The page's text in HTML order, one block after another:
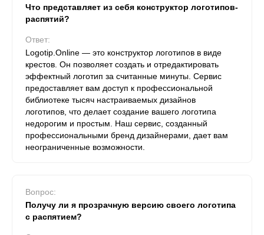
Что представляет из себя конструктор логотипов-
распятий?
Ответ:
Logotip.Online — это конструктор логотипов в виде
крестов. Он позволяет создать и отредактировать
эффектный логотип за считанные минуты. Сервис
предоставляет вам доступ к профессиональной
библиотеке тысяч настраиваемых дизайнов
логотипов, что делает создание вашего логотипа
недорогим и простым. Наш сервис, созданный
профессиональными бренд дизайнерами, дает вам
неограниченные возможности.
Вопрос:
Получу ли я прозрачную версию своего логотипа
с распятием?